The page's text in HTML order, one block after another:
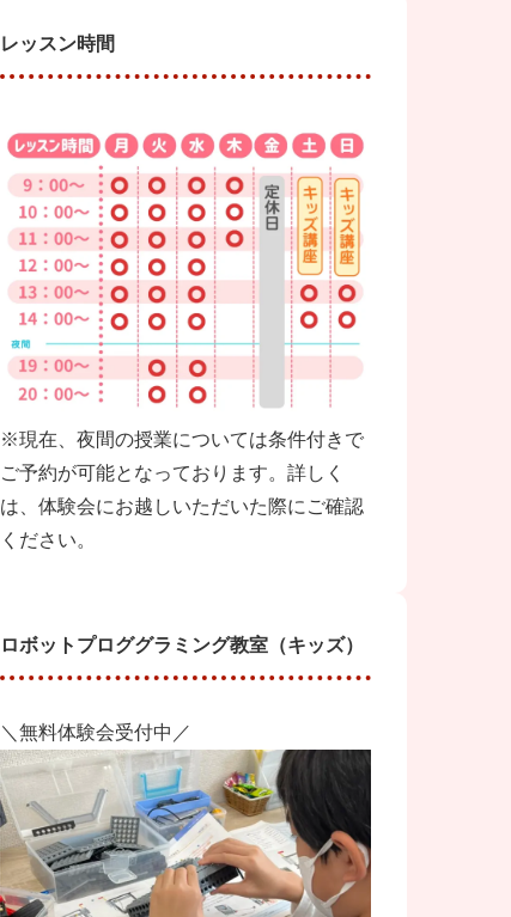
レッスン時間
※現在、夜間の授業については条件付きで
ご予約が可能となっております。詳しく
は、体験会にお越しいただいた際にご確認
ください。
ロボットプロググラミング教室（キッズ）
＼無料体験会受付中／